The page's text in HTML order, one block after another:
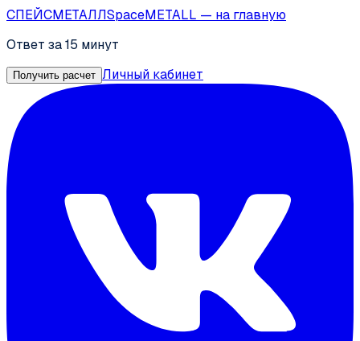
СПЕЙСМЕТАЛЛSpaceMETALL — на главную
Ответ за 15 минут
Получить расчет Личный кабинет